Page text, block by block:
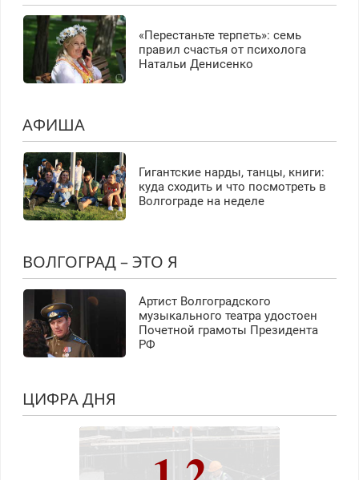
«Перестаньте терпеть»: семь
правил счастья от психолога
Натальи Денисенко
АФИША
Гигантские нарды, танцы, книги:
куда сходить и что посмотреть в
Волгограде на неделе
ВОЛГОГРАД – ЭТО Я
Артист Волгоградского
музыкального театра удостоен
Почетной грамоты Президента
РФ
ЦИФРА ДНЯ